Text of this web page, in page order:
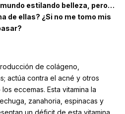
estilando belleza, pero…
de ellas? ¿Si no me tomo mis
de colágeno,
actúa contra el acné y otros
eccemas. Esta vitamina la
zanahoria, espinacas y